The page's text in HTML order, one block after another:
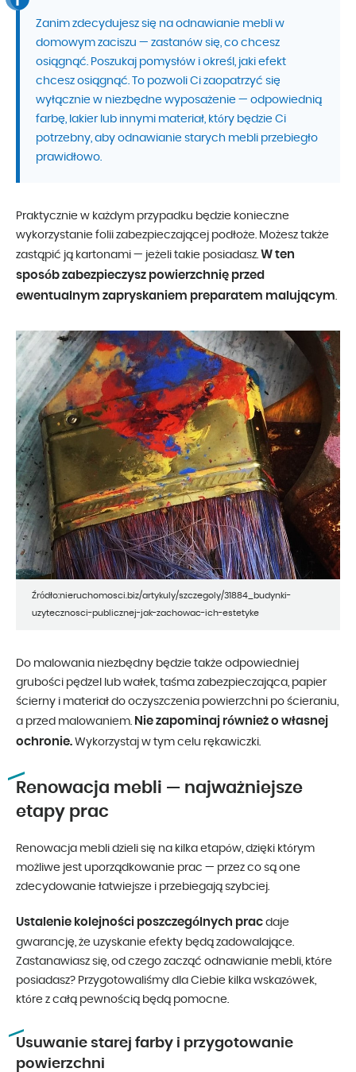
Zanim zdecydujesz się na odnawianie mebli w
domowym zaciszu — zastanów się, co chcesz
osiągnąć. Poszukaj pomysłów i określ, jaki efekt
chcesz osiągnąć. To pozwoli Ci zaopatrzyć się
wyłącznie w niezbędne wyposażenie — odpowiednią
farbę, lakier lub innymi materiał, który będzie Ci
potrzebny, aby odnawianie starych mebli przebiegło
prawidłowo.
Praktycznie w każdym przypadku będzie konieczne
wykorzystanie folii zabezpieczającej podłoże. Możesz także
zastąpić ją kartonami — jeżeli takie posiadasz. W ten
sposób zabezpieczysz powierzchnię przed
ewentualnym zapryskaniem preparatem malującym.
Źródło:nieruchomosci.biz/artykuly/szczegoly/31884_budynki-
uzytecznosci-publicznej-jak-zachowac-ich-estetyke
Do malowania niezbędny będzie także odpowiedniej
grubości pędzel lub wałek, taśma zabezpieczająca, papier
ścierny i materiał do oczyszczenia powierzchni po ścieraniu,
a przed malowaniem. Nie zapominaj również o własnej
ochronie. Wykorzystaj w tym celu rękawiczki.
Renowacja mebli — najważniejsze
etapy prac
Renowacja mebli dzieli się na kilka etapów, dzięki którym
możliwe jest uporządkowanie prac — przez co są one
zdecydowanie łatwiejsze i przebiegają szybciej.
Ustalenie kolejności poszczególnych prac daje
gwarancję, że uzyskanie efekty będą zadowalające.
Zastanawiasz się, od czego zacząć odnawianie mebli, które
posiadasz? Przygotowaliśmy dla Ciebie kilka wskazówek,
które z całą pewnością będą pomocne.
Usuwanie starej farby i przygotowanie
powierzchni